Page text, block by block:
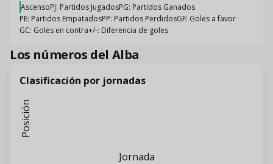
AscensoPJ: Partidos JugadosPG: Partidos Ganados
PE: Partidos EmpatadosPP: Partidos PerdidosGF: Goles a favor
GC: Goles en contra+/-: Diferencia de goles
Los números del Alba
Clasificación por jornadas
Posición
Jornada